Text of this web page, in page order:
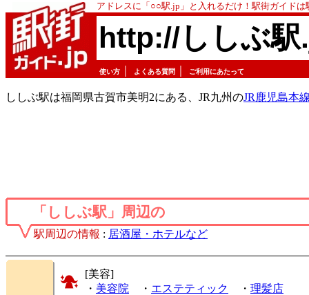
アドレスに「○○駅.jp」と入れるだけ！駅街ガイド
http://ししぶ
使い方 よくある質問 ご利用にあたって
ししぶ駅は福岡県古賀市美明2にある、JR九州のJR鹿児島本
「ししぶ駅」周辺の
駅周辺の情報 : 居酒屋・ホテルなど
[美容]
・ 美容院 ・ エステティック ・ 理髪店